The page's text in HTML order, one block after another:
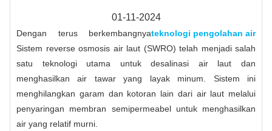
01-11-2024
Dengan terus berkembangnyateknologi pengolahan air
Sistem reverse osmosis air laut (SWRO) telah menjadi salah
satu teknologi utama untuk desalinasi air laut dan
menghasilkan air tawar yang layak minum. Sistem ini
menghilangkan garam dan kotoran lain dari air laut melalui
penyaringan membran semipermeabel untuk menghasilkan
air yang relatif murni.